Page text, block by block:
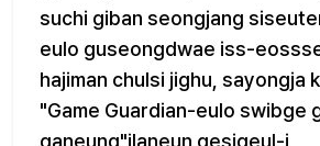
suchi giban seongjang
eulo guseongdwae iss-
hajiman chulsi jighu, sayongja
"Game Guardian-eulo swibge
ganeung"ilaneun gesigeul-i